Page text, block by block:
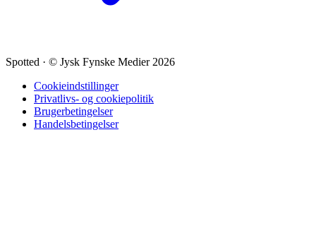
Spotted · © Jysk Fynske Medier 2026
Cookieindstillinger
Privatlivs- og cookiepolitik
Brugerbetingelser
Handelsbetingelser